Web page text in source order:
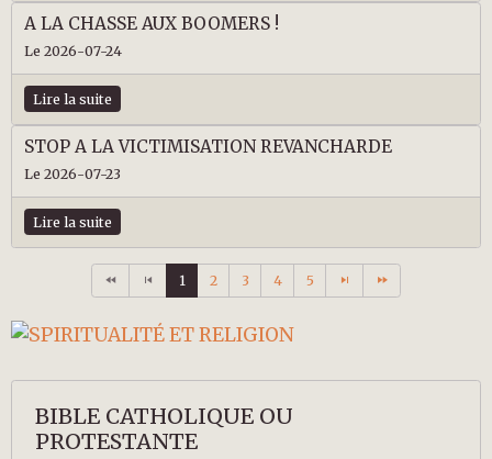
A LA CHASSE AUX BOOMERS !
Le 2026-07-24
Lire la suite
STOP A LA VICTIMISATION REVANCHARDE
Le 2026-07-23
Lire la suite
1 2 3 4 5
BIBLE CATHOLIQUE OU
PROTESTANTE